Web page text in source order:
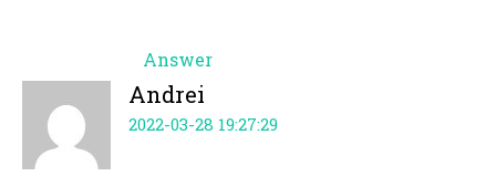
Answer
Andrei
2022-03-28 19:27:29